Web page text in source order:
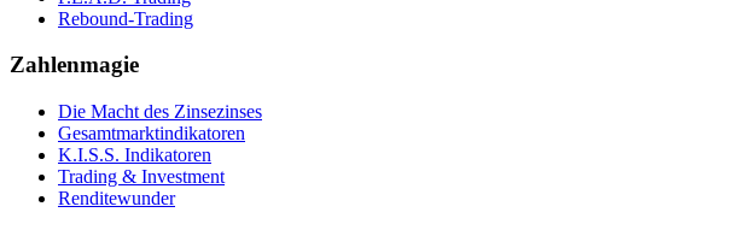
Rebound-Trading
Zahlenmagie
Die Macht des Zinsezinses
Gesamtmarktindikatoren
K.I.S.S. Indikatoren
Trading & Investment
Renditewunder